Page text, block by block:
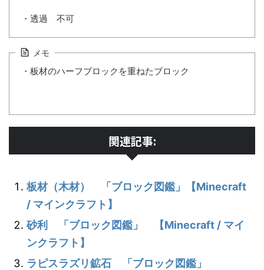
・透過 不可
メモ
・板材のハーフブロックを重ねたブロック
関連記事:
板材（木材） 「ブロック図鑑」【Minecraft
/ マインクラフト】
砂利 「ブロック図鑑」 【Minecraft / マイ
ンクラフト】
ラピスラズリ鉱石 「ブロック図鑑」